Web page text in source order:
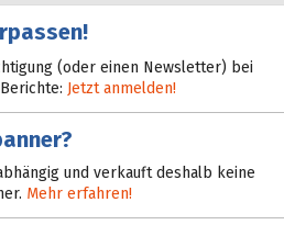
(oder einen Newsletter) bei
Jetzt anmelden!
und verkauft deshalb keine
Mehr erfahren!